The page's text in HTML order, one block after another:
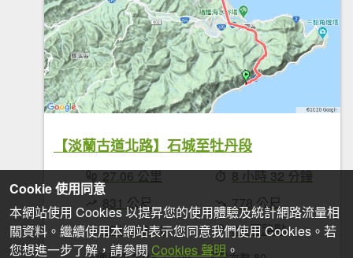
【淡蘭古道北路】石城至牡丹段
27.06 公里
8 小時 32 分鐘
831 公尺
778 公尺
2018-12-08
31 個路點
Cookie 使用同意
本網站使用 Cookies 以提昇您的使用體驗及統計網路流量相
關資料。繼續使用本網站表示您同意我們使用 Cookies。若
您想進一步了解，請參閱Cookies 聲明 。